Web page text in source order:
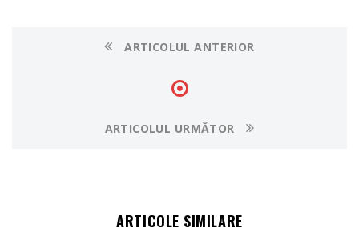
ARTICOLUL ANTERIOR
ARTICOLUL URMĂTOR
ARTICOLE SIMILARE